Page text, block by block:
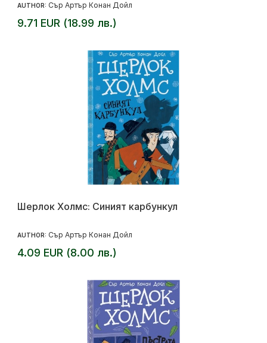
AUTHOR: Сър Артър Конан Дойл
9.71 EUR (18.99 лв.)
Шерлок Холмс: Синият карбункул
AUTHOR: Сър Артър Конан Дойл
4.09 EUR (8.00 лв.)